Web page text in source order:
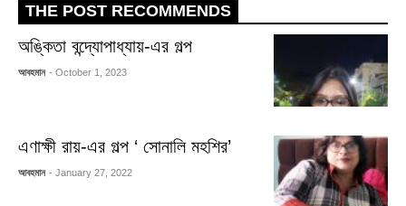
THE POST RECOMMENDS
অঙ্কিতা বন্দ্যোপাধ্যায়-এর গল্প
আবহমান - October 1, 2023
এণাক্ষী রায়-এর গল্প ‘ সোনালি মহশির’
আবহমান - January 27, 2022